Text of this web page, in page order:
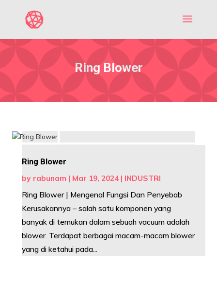
Ring Blower
Ring Blower
by rabunam | Mar 19, 2024| INDUSTRI
Ring Blower | Mengenal Fungsi Dan Penyebab
Kerusakannya – salah satu komponen yang
banyak di temukan dalam sebuah vacuum adalah
blower. Terdapat berbagai macam-macam blower
yang di ketahui pada...